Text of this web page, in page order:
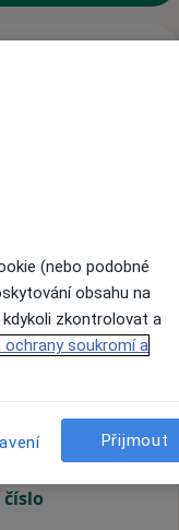
Ne
k dispozici
(nebo podobné
obsahu na
zkontrolovat a
ochrany soukromí a
Přijmout